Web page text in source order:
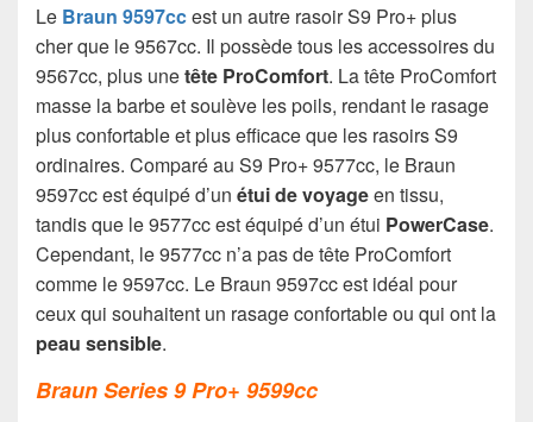
Le Braun 9597ccest un autre rasoir S9 Pro+ plus
cher que le 9567cc. Il possède tous les accessoires du
9567cc, plus unetête ProComfort. La tête ProComfort
masse la barbe et soulève les poils, rendant le rasage
plus confortable et plus efficace que les rasoirs S9
ordinaires. Comparé au S9 Pro+ 9577cc, le Braun
9597cc est équipé d’un étui de voyageen tissu,
tandis que le 9577cc est équipé d’un étui PowerCase.
Cependant, le 9577cc n’a pas de tête ProComfort
comme le 9597cc. Le Braun 9597cc est idéal pour
ceux qui souhaitent un rasage confortable ou qui ont la
peau sensible.
Braun Series 9 Pro+ 9599cc